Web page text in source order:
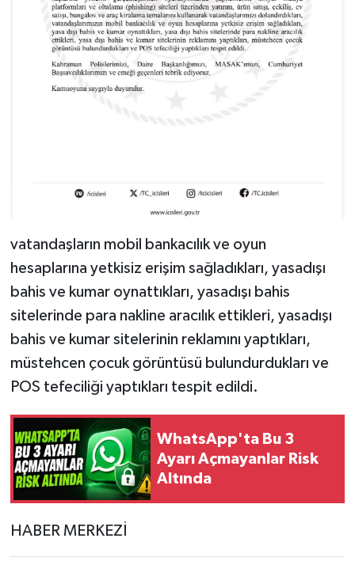
vatandaşların mobil bankacılık ve oyun
hesaplarına yetkisiz erişim sağladıkları, yasadışı
bahis ve kumar oynattıkları, yasadışı bahis
sitelerinde para nakline aracılık ettikleri, yasadışı
bahis ve kumar sitelerinin reklamını yaptıkları,
müstehcen çocuk görüntüsü bulundurdukları ve
POS tefeciliği yaptıkları tespit edildi.
WhatsApp'ta Bu 3
Ayarı Açmayanlar Risk
Altında
HABER MERKEZİ